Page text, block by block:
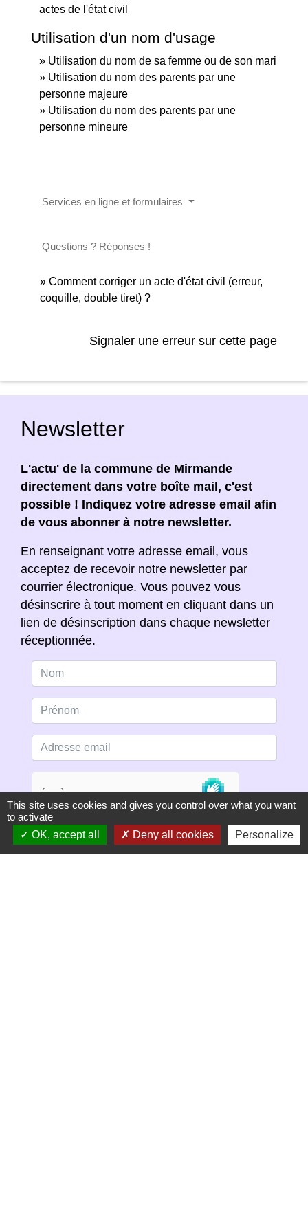
actes de l'état civil
Utilisation d'un nom d'usage
Utilisation du nom de sa femme ou de son mari
Utilisation du nom des parents par une
personne majeure
Utilisation du nom des parents par une
personne mineure
Services en ligne et formulaires
Questions ? Réponses !
Comment corriger un acte d'état civil (erreur,
coquille, double tiret) ?
Signaler une erreur sur cette page
Newsletter
L'actu' de la commune de Mirmande
directement dans votre boîte mail, c'est
possible ! Indiquez votre adresse email afin
de vous abonner à notre newsletter.
En renseignant votre adresse email, vous
acceptez de recevoir notre newsletter par
courrier électronique. Vous pouvez vous
désinscrire à tout moment en cliquant dans un
lien de désinscription dans chaque newsletter
réceptionnée.
S'ABONNER
This site uses cookies and gives you control over what you want
to activate
OK, accept all
Deny all cookies Personalize